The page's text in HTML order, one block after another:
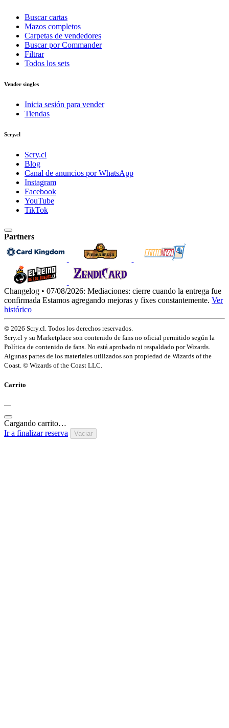
Buscar cartas
Mazos completos
Carpetas de vendedores
Buscar por Commander
Filtrar
Todos los sets
Vender singles
Inicia sesión para vender
Tiendas
Scry.cl
Scry.cl
Blog
Canal de anuncios por WhatsApp
Instagram
Facebook
YouTube
TikTok
Partners
Changelog • 07/08/2026: Mediaciones: cierre cuando la entrega fue
confirmada Estamos agregando mejoras y fixes constantemente. Ver
histórico
© 2026 Scry.cl. Todos los derechos reservados.
Scry.cl y su Marketplace son contenido de fans no oficial permitido según la
Política de contenido de fans. No está aprobado ni respaldado por Wizards.
Algunas partes de los materiales utilizados son propiedad de Wizards of the
Coast. © Wizards of the Coast LLC.
Carrito
—
Cargando carrito…
Ir a finalizar reserva
Vaciar